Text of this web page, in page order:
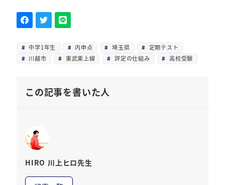
中学1年生 内申点 埼玉県
定期テスト
川越市
東武東上線 評定の仕組み 高校受験
この記事を書いた人
HIRO 川上ヒロ先生